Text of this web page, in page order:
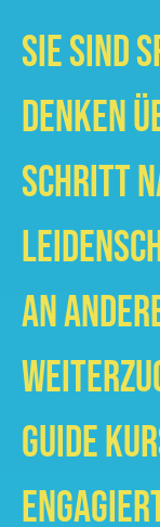
Sie sind
denken
Schritt
an
Guide